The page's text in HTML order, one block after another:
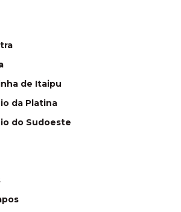
de Itaipu
da Platina
do Sudoeste